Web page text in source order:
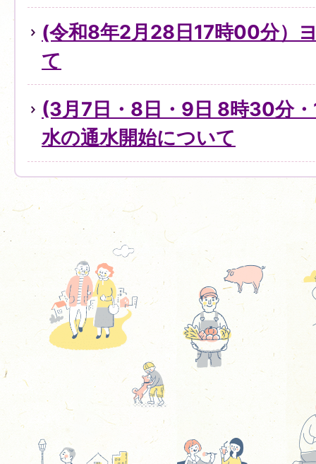
(令和8年2月28日17時00分）
て
(3月7日・8日・9日 8時30分
水の通水開始について